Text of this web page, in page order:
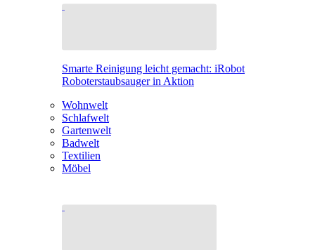
Smarte Reinigung leicht gemacht: iRobot
Roboterstaubsauger in Aktion
Wohnwelt
Schlafwelt
Gartenwelt
Badwelt
Textilien
Möbel